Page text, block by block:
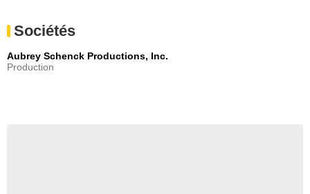
Sociétés
Aubrey Schenck Productions, Inc.
Production